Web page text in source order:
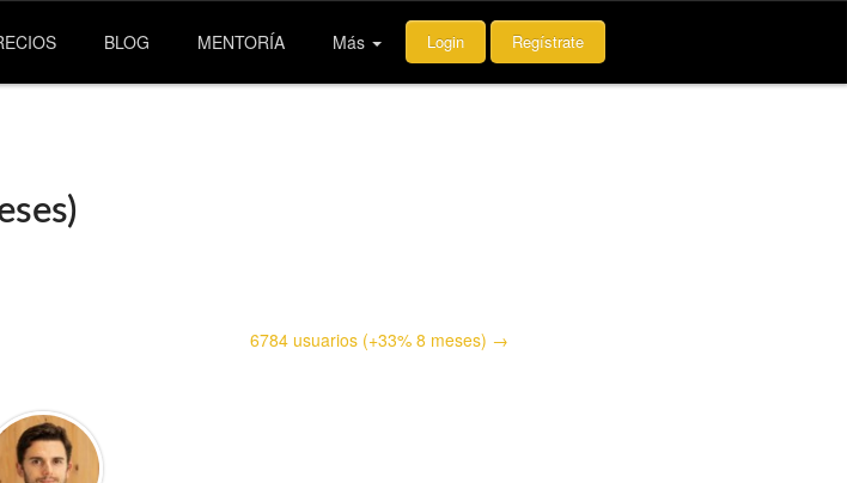
Login Regístrate
BLOG MENTORÍA Más
6784 usuarios (+33% 8 meses) →